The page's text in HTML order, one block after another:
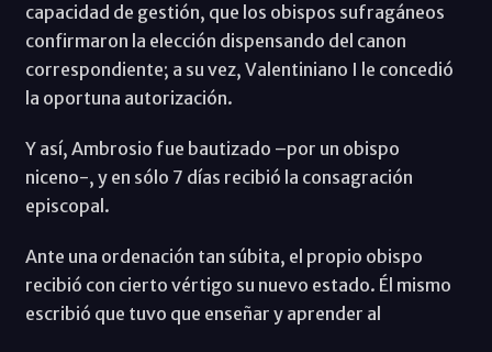
capacidad de gestión, que los obispos sufragáneos
confirmaron la elección dispensando del canon
correspondiente; a su vez, Valentiniano I le concedió
la oportuna autorización.
Y así, Ambrosio fue bautizado –por un obispo
niceno-, y en sólo 7 días recibió la consagración
episcopal.
Ante una ordenación tan súbita, el propio obispo
recibió con cierto vértigo su nuevo estado. Él mismo
escribió que tuvo que enseñar y aprender al